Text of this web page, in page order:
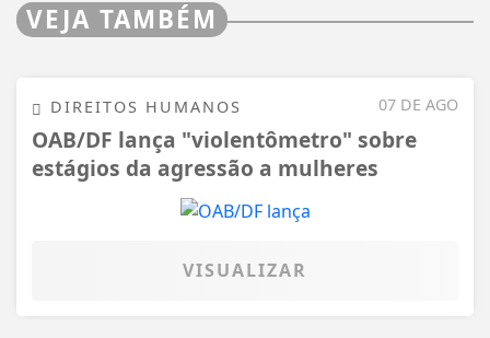
VEJA TAMBÉM
07 DE AGO
DIREITOS HUMANOS
OAB/DF lança "violentômetro" sobre
estágios da agressão a mulheres
VISUALIZAR